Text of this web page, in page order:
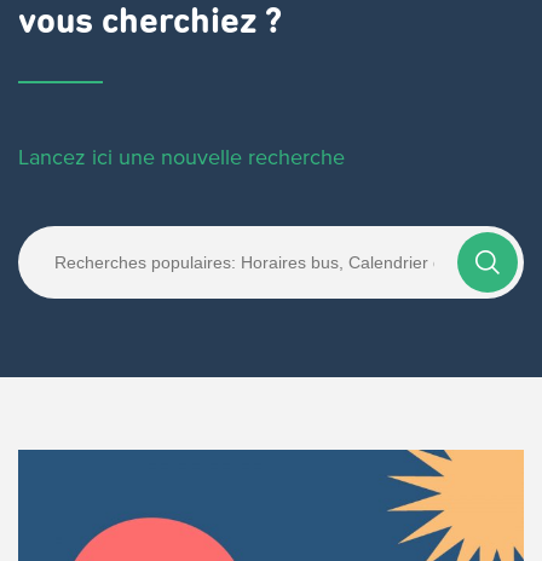
vous cherchiez ?
Lancez ici une nouvelle recherche